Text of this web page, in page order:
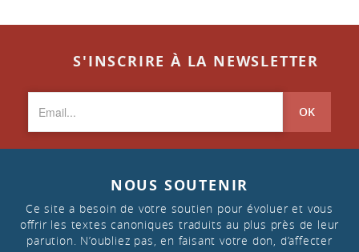
S'INSCRIRE À LA NEWSLETTER
OK
NOUS SOUTENIR
Ce site a besoin de votre soutien pour évoluer et vous
offrir les textes canoniques traduits au plus près de leur
parution. N’oubliez pas, en faisant votre don, d’affecter